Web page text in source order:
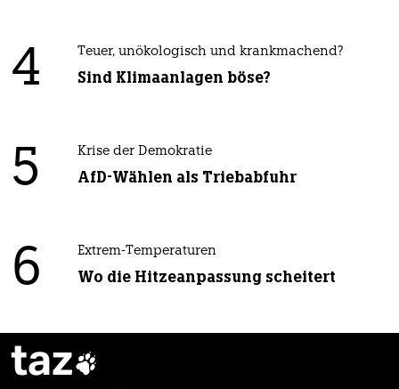
4 Teuer, unökologisch und krankmachend?
Sind Klimaanlagen böse?
5 Krise der Demokratie
AfD-Wählen als Triebabfuhr
6 Extrem-Temperaturen
Wo die Hitzeanpassung scheitert
taz